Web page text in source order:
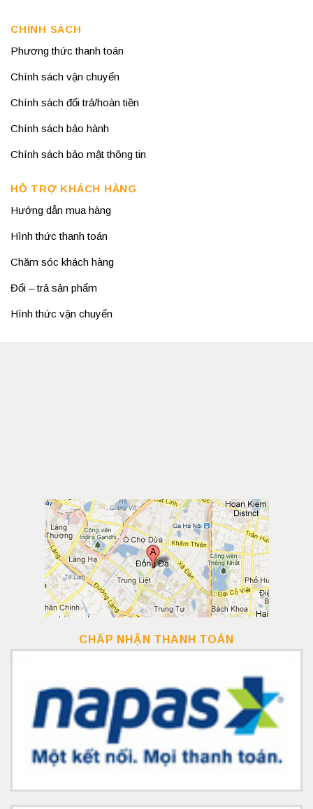
CHÍNH SÁCH
Phương thức thanh toán
Chính sách vận chuyển
Chính sách đổi trả/hoàn tiền
Chính sách bảo hành
Chính sách bảo mật thông tin
HỖ TRỢ KHÁCH HÀNG
Hướng dẫn mua hàng
Hình thức thanh toán
Chăm sóc khách hàng
Đổi – trả sản phẩm
Hình thức vận chuyển
CHẤP NHẬN THANH TOÁN